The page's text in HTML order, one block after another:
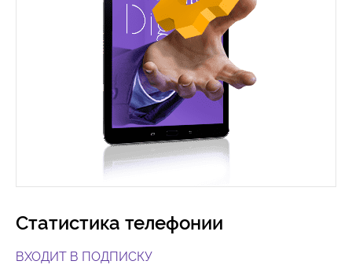
Статистика телефонии
ВХОДИТ В ПОДПИСКУ